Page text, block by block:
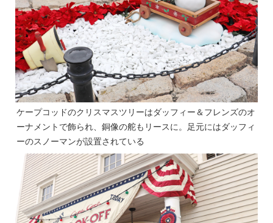
ケープコッドのクリスマスツリーはダッフィー＆フレンズのオ
ーナメントで飾られ、銅像の舵もリースに。足元にはダッフィ
ーのスノーマンが設置されている